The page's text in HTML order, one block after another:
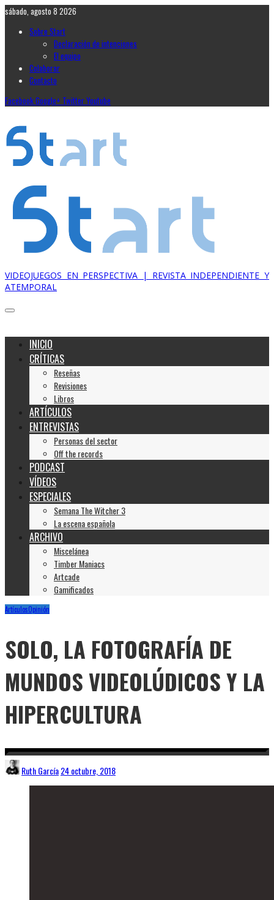
sábado, agosto 8 2026
Sobre Start
Declaración de intenciones
El equipo
Colaborar
Contacto
FacebookGoogle+ TwitterYoutube
VIDEOJUEGOS EN PERSPECTIVA | REVISTA INDEPENDIENTE Y
ATEMPORAL
INICIO
CRÍTICAS
Reseñas
Revisiones
Libros
ARTÍCULOS
ENTREVISTAS
Personas del sector
Off the records
PODCAST
VÍDEOS
ESPECIALES
Semana The Witcher 3
La escena española
ARCHIVO
Miscelánea
Timber Maniacs
Artcade
Gamificados
ArtículosOpinión
SOLO, LA FOTOGRAFÍA DE
MUNDOS VIDEOLÚDICOS Y LA
HIPERCULTURA
Ruth García24 octubre, 2018